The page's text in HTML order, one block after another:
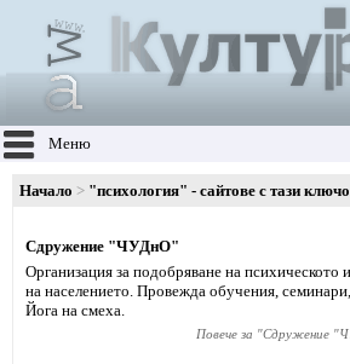
Меню
Начало "психология" - сайтове с тази
Сдружение "ЧУДнО"
Организация за подобряване на психическото
на населението. Провежда обучения,
Йога на смеха.
Повече за "Сдружение